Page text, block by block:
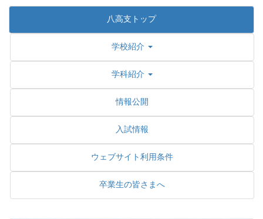
八高支トップ
学校紹介
学科紹介
情報公開
入試情報
ウェブサイト利用条件
卒業生の皆さまへ